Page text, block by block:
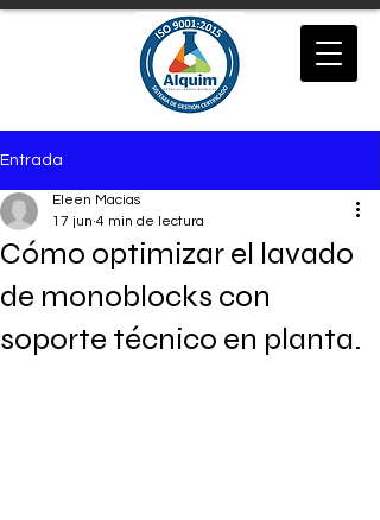
Entrada
Cómo optimizar el lavado
de monoblocks con
soporte técnico en planta.
Eleen Macias
17 jun 4 min de lectura